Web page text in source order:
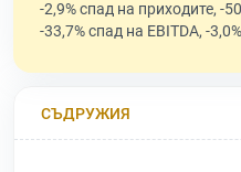
-2,9% спад на приходите, -
-33,7% спад на EBITDA, -
СЪДРУЖИЯ